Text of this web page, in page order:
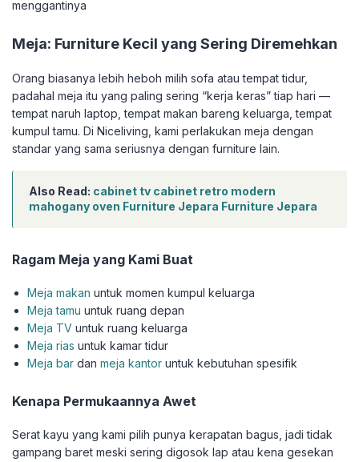
menggantinya
Meja: Furniture Kecil yang Sering Diremehkan
Orang biasanya lebih heboh milih sofa atau tempat tidur,
padahal meja itu yang paling sering “kerja keras” tiap hari —
tempat naruh laptop, tempat makan bareng keluarga, tempat
kumpul tamu. Di Niceliving, kami perlakukan meja dengan
standar yang sama seriusnya dengan furniture lain.
Also Read: cabinet tv cabinet retro modern
mahogany oven Furniture Jepara Furniture Jepara
Ragam Meja yang Kami Buat
Meja makan untuk momen kumpul keluarga
Meja tamu untuk ruang depan
Meja TV untuk ruang keluarga
Meja rias untuk kamar tidur
Meja bar danmeja kantor untuk kebutuhan spesifik
Kenapa Permukaannya Awet
Serat kayu yang kami pilih punya kerapatan bagus, jadi tidak
gampang baret meski sering digosok lap atau kena gesekan